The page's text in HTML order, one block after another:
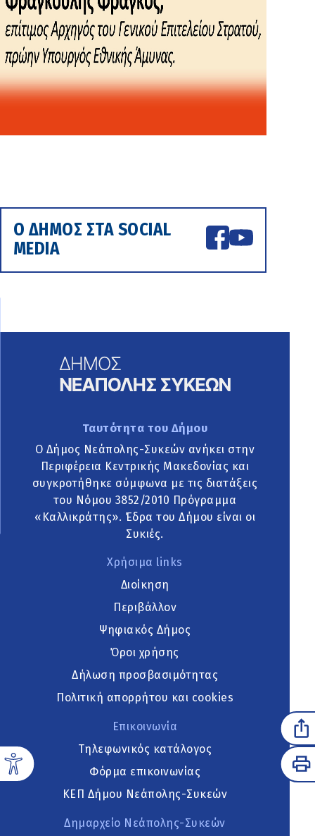
Ο ΔΗΜΟΣ ΣΤΑ SOCIAL
MEDIA
Ταυτότητα του Δήμου
Ο Δήμος Νεάπολης-Συκεών ανήκει στην
Περιφέρεια Κεντρικής Μακεδονίας και
συγκροτήθηκε σύμφωνα με τις διατάξεις
του Νόμου 3852/2010 Πρόγραμμα
«Καλλικράτης». Έδρα του Δήμου είναι οι
Συκιές.
Χρήσιμα links
Διοίκηση
Περιβάλλον
Ψηφιακός Δήμος
Όροι χρήσης
Δήλωση προσβασιμότητας
Πολιτική απορρήτου και cookies
Επικοινωνία
Τηλεφωνικός κατάλογος
Φόρμα επικοινωνίας
ΚΕΠ Δήμου Νεάπολης-Συκεών
Δημαρχείο Νεάπολης-Συκεών